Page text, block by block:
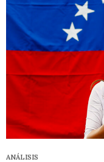
ANÁLISIS